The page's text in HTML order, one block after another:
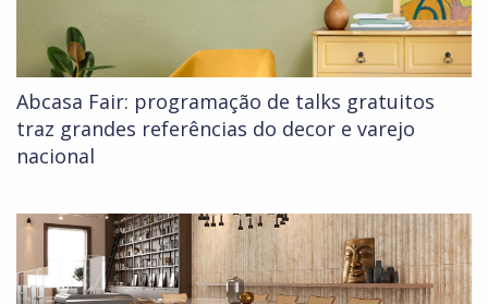
Abcasa Fair: programação de talks gratuitos
traz grandes referências do decor e varejo
nacional